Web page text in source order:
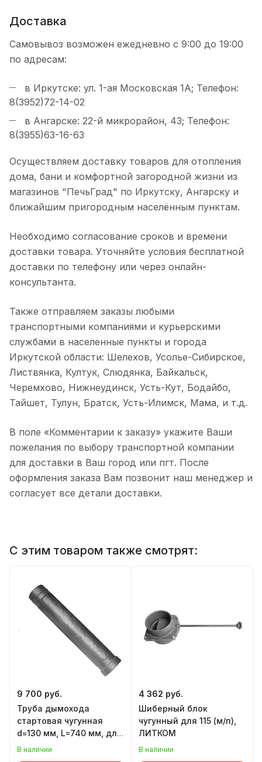
Доставка
Самовывоз возможен ежедневно с 9:00 до 19:00
по адресам:
в Иркутске: ул. 1-ая Московская 1А; Телефон:
8(3952)72-14-02
в Ангарске: 22-й микрорайон, 43; Телефон:
8(3955)63-16-63
Осуществляем доставку товаров для отопления
дома, бани и комфортной загородной жизни из
магазинов "ПечьГрад" по Иркутску, Ангарску и
ближайшим пригородным населённым пунктам.
Необходимо согласование сроков и времени
доставки товара. Уточняйте условия бесплатной
доставки по телефону или через онлайн-
консультанта.
Также отправляем заказы любыми
транспортными компаниями и курьерскими
службами в населенные пункты и города
Иркутской области: Шелехов, Усолье-Сибирское,
Листвянка, Култук, Слюдянка, Байкальск,
Черемхово, Нижнеудинск, Усть-Кут, Бодайбо,
Тайшет, Тулун, Братск, Усть-Илимск, Мама, и т.д.
В поле «Комментарии к заказу» укажите Ваши
пожелания по выбору транспортной компании
для доставки в Ваш город или пгт. После
оформления заказа Вам позвонит наш менеджер и
согласует все детали доставки.
С этим товаром также смотрят:
9 700 руб.
Труба дымохода
стартовая чугунная
d=130 мм, L=740 мм, для
каминов, черная
В наличии
4 362 руб.
Шиберный блок
чугунный для 115 (м/п),
ЛИТКОМ
В наличии